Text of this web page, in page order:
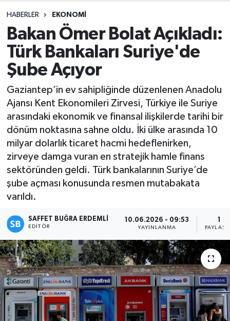
HABERLER EKONOMI
Bakan Ömer Bolat Açıkladı:
Türk Bankaları Suriye'de
Şube Açıyor
Gaziantep’in ev sahipliğinde düzenlenen Anadolu
Ajansı Kent Ekonomileri Zirvesi, Türkiye ile Suriye
arasındaki ekonomik ve finansal ilişkilerde tarihi bir
dönüm noktasına sahne oldu. İki ülke arasında 10
milyar dolarlık ticaret hacmi hedeflenirken,
zirveye damga vuran en stratejik hamle finans
sektöründen geldi. Türk bankalarının Suriye’de
şube açması konusunda resmen mutabakata
varıldı.
SAFFET BUĞRA ERDEMLI
EDITÖR
10.06.2026 - 09:53
YAYINLANMA
Gündem
Haber Reklam
Magazin
Özel
Resmi İlanlar
Sağlık
Siyaset
Spor
Yaşam
Yerel Yönetimler
Yurttan
Son Dakika Haberleri
Haber Arşivi